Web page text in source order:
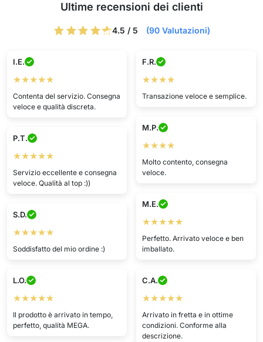
Ultime recensioni dei clienti
4.5 / 5 (90 Valutazioni)
I.E.
★★★★★
Contenta del servizio. Consegna
veloce e qualità discreta.
F.R.
★★★★
Transazione veloce e semplice.
M.P.
★★★★
Molto contento, consegna
veloce.
P.T.
★★★★★
Servizio eccellente e consegna
veloce. Qualità al top :))
M.E.
★★★★★
Perfetto. Arrivato veloce e ben
imballato.
S.D.
★★★★★
Soddisfatto del mio ordine :)
L.O.
★★★★★
Il prodotto è arrivato in tempo,
perfetto, qualità MEGA.
C.A.
★★★★★
Arrivato in fretta e in ottime
condizioni. Conforme alla
descrizione.